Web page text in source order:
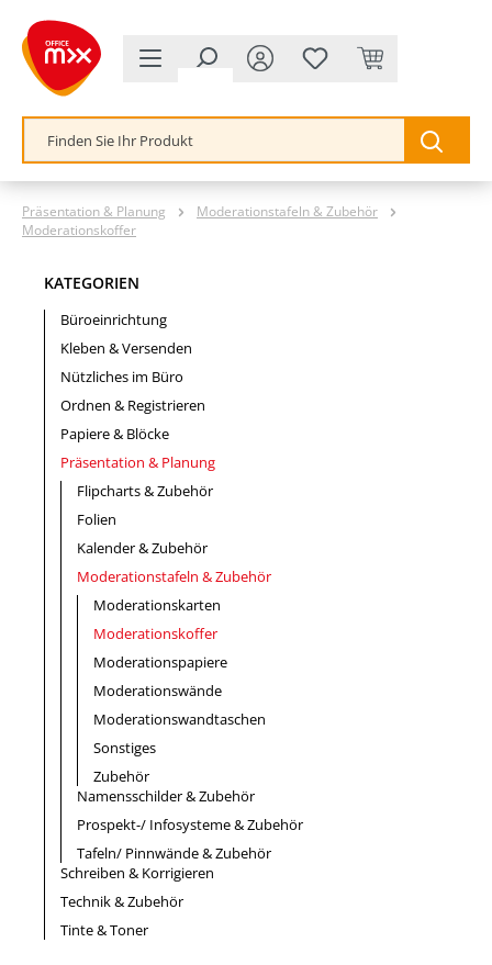
springen
Präsentation & Planung
Moderationstafeln & Zubehör
Moderationskoffer
KATEGORIEN
Büroeinrichtung
Kleben & Versenden
Nützliches im Büro
Ordnen & Registrieren
Papiere & Blöcke
Präsentation & Planung
Flipcharts & Zubehör
Folien
Kalender & Zubehör
Moderationstafeln & Zubehör
Moderationskarten
Moderationskoffer
Moderationspapiere
Moderationswände
Moderationswandtaschen
Sonstiges
Zubehör
Namensschilder & Zubehör
Prospekt-/ Infosysteme & Zubehör
Tafeln/ Pinnwände & Zubehör
Schreiben & Korrigieren
Technik & Zubehör
Tinte & Toner